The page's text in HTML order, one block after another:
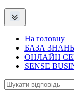
На головну
БАЗА
ОНЛАЙН
SENSE